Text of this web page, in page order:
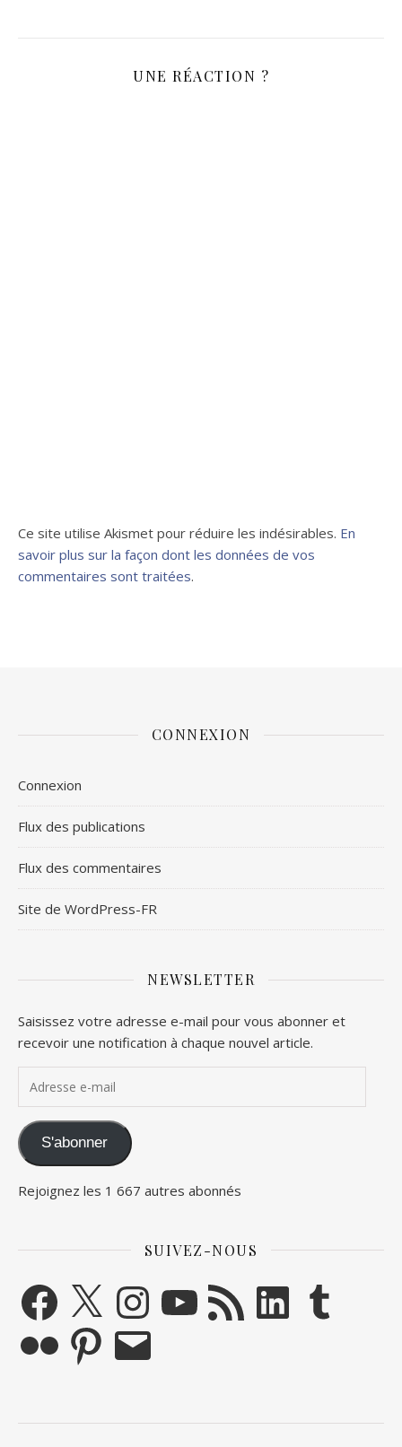
UNE RÉACTION ?
Ce site utilise Akismet pour réduire les indésirables. En
savoir plus sur la façon dont les données de vos
commentaires sont traitées.
CONNEXION
Connexion
Flux des publications
Flux des commentaires
Site de WordPress-FR
NEWSLETTER
Saisissez votre adresse e-mail pour vous abonner et
recevoir une notification à chaque nouvel article.
S'abonner
Rejoignez les 1 667 autres abonnés
SUIVEZ-NOUS
Facebook
X InstagramYouTubeFlux RSSLinkedIn Tumblr
PinterestE-mail